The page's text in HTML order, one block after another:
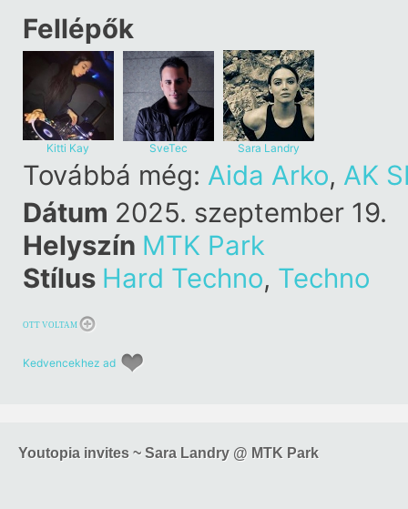
Fellépők
Kitti Kay SveTec Sara Landry
Továbbá még: Aida Arko, AK
Dátum 2025. szeptember 19.
Helyszín MTK Park
Stílus Hard Techno, Techno
OTT VOLTAM
Kedvencekhez ad
Youtopia invites ~ Sara Landry @ MTK Park